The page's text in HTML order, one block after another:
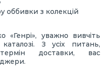
оббивки з колекцій
уважно вивчіть
З усіх питань,
доставки, вас